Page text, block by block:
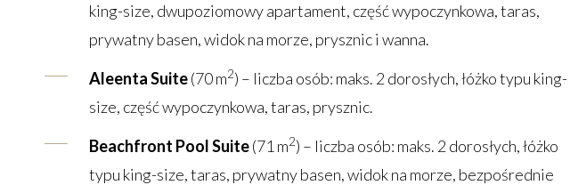
king-size, dwupoziomowy apartament, część wypoczynkowa, taras,
prywatny basen, widok na morze, prysznic i wanna.
Aleenta Suite(70 m2) – liczba osób: maks. 2 dorosłych, łóżko typu king-
size, część wypoczynkowa, taras, prysznic.
Beachfront Pool Suite(71 m2) – liczba osób: maks. 2 dorosłych, łóżko
typu king-size, taras, prywatny basen, widok na morze, bezpośrednie